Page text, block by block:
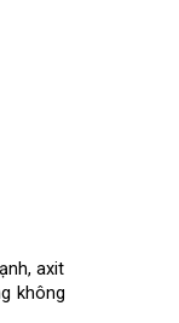
axit
không